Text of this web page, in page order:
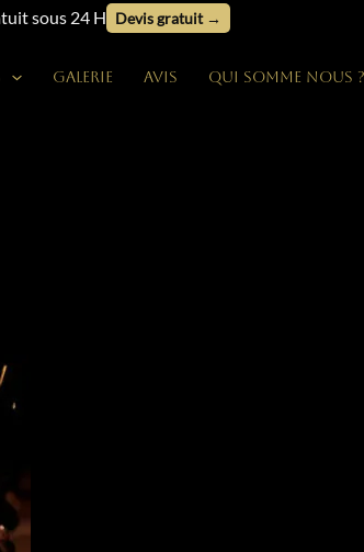
sous 24 H Devis gratuit →
Galerie Avis Qui somme nous ?